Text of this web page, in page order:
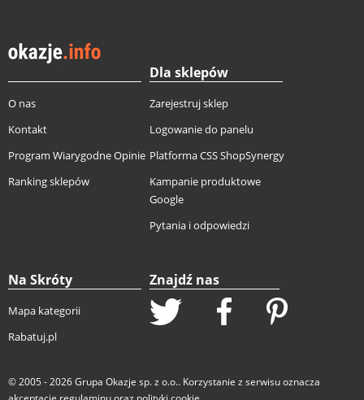
O nas
Kontakt
Program Wiarygodne Opinie
Ranking sklepów
Dla sklepów
Zarejestruj sklep
Logowanie do panelu
Platforma CSS ShopSynergy
Kampanie produktowe
Google
Pytania i odpowiedzi
Na Skróty
Mapa kategorii
Rabatuj.pl
Znajdź nas
© 2005 - 2026Grupa Okazje sp. z o.o.. Korzystanie z serwisu oznacza